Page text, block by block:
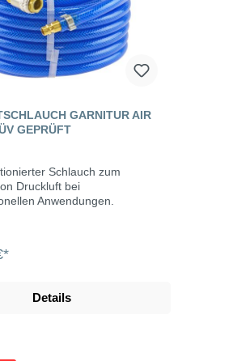
GARNITUR AIR
GEPRÜFT
Schlauch zum
Druckluft bei
Anwendungen.
Details